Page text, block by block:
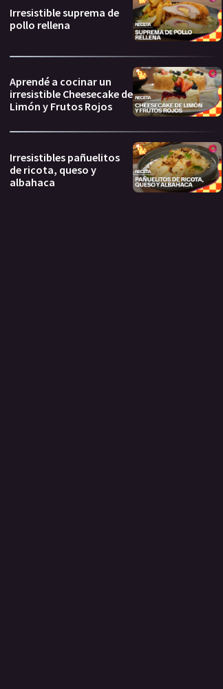
Irresistible suprema de
pollo rellena
Aprendé a cocinar un
irresistible Cheesecake de
Limón y Frutos Rojos
Irresistibles pañuelitos
de ricota, queso y
albahaca